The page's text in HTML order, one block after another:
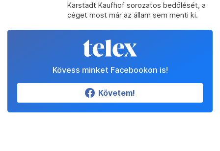
Karstadt Kaufhof sorozatos bedőlését, a
céget most már az állam sem menti ki.
Kövess minket Facebookon is!
Követem!